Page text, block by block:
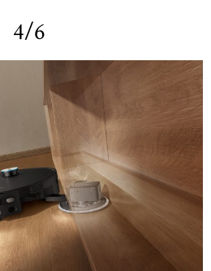
4/6